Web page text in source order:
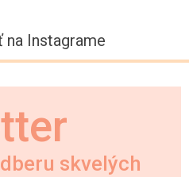
na Instagrame
skvelých